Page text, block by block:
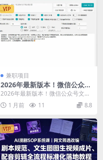
VIP
兼职项目
2026年最新版本！微信公众号
文章批量下载工具，Github开
源免费，支持公众号视频、音
频、图片一键下载
2026年最新版本！微信公众号文章
批量下载工具，Github开源免费，
支持公众号...
1 月前 11 8.8
VIP